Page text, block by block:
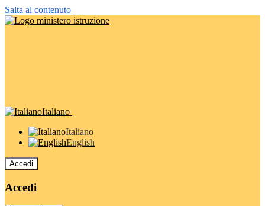
Salta al contenuto
Italiano
Italiano
English
Accedi
Accedi